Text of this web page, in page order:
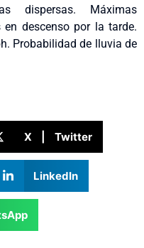
dispersas. Máximas
en descenso por la tarde.
Probabilidad de lluvia de
X | Twitter
LinkedIn